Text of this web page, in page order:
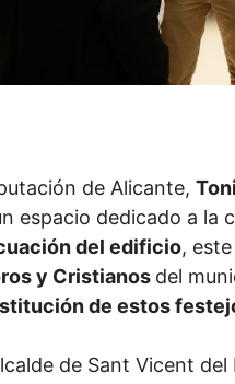
de Alicante,
espacio dedicado a la
del edificio,
y Cristianos del
de estos
de Sant Vicent del